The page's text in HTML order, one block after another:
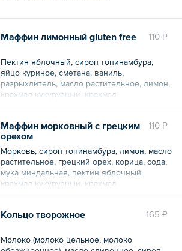
110 ₽
Маффин лимонный gluten free
Пектин яблочный, сироп топинамбура,
яйцо куриное, сметана, ваниль,
разрыхлитель, масло растительное, лимон,
крахмал кукурузный, крахмал
картофельный, мука рисовая, гуаровая
Общий вес – 80 г
110 ₽
Маффин морковный с грецким
орехом
Морковь, сироп топинамбура, лимон, масло
растительное, грецкий орех, корица, сода,
мука миндальная, пектин яблочный,
крахмал кукурузный, крахмал
картофельный, мука рисовая, гуаровая
Общий вес – 80 г
165 ₽
Кольцо творожное
Молоко (молоко цельное, молоко